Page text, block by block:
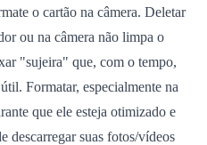
o cartão na câmera. Deletar
ou na câmera não limpa o
"sujeira" que, com o tempo,
Formatar, especialmente na
que ele esteja otimizado e
descarregar suas fotos/vídeos